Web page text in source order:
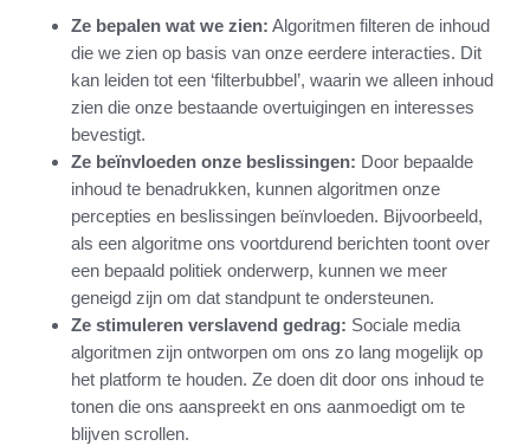
Ze bepalen wat we zien: Algoritmen filteren de inhoud
die we zien op basis van onze eerdere interacties. Dit
kan leiden tot een ‘filterbubbel’, waarin we alleen inhoud
zien die onze bestaande overtuigingen en interesses
bevestigt.
Ze beïnvloeden onze beslissingen: Door bepaalde
inhoud te benadrukken, kunnen algoritmen onze
percepties en beslissingen beïnvloeden. Bijvoorbeeld,
als een algoritme ons voortdurend berichten toont over
een bepaald politiek onderwerp, kunnen we meer
geneigd zijn om dat standpunt te ondersteunen.
Ze stimuleren verslavend gedrag: Sociale media
algoritmen zijn ontworpen om ons zo lang mogelijk op
het platform te houden. Ze doen dit door ons inhoud te
tonen die ons aanspreekt en ons aanmoedigt om te
blijven scrollen.